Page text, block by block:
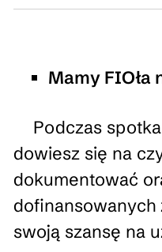
Mamy FIOła
Podczas
dowiesz się na
dokumentować
dofinansowanych
swoją szansę na